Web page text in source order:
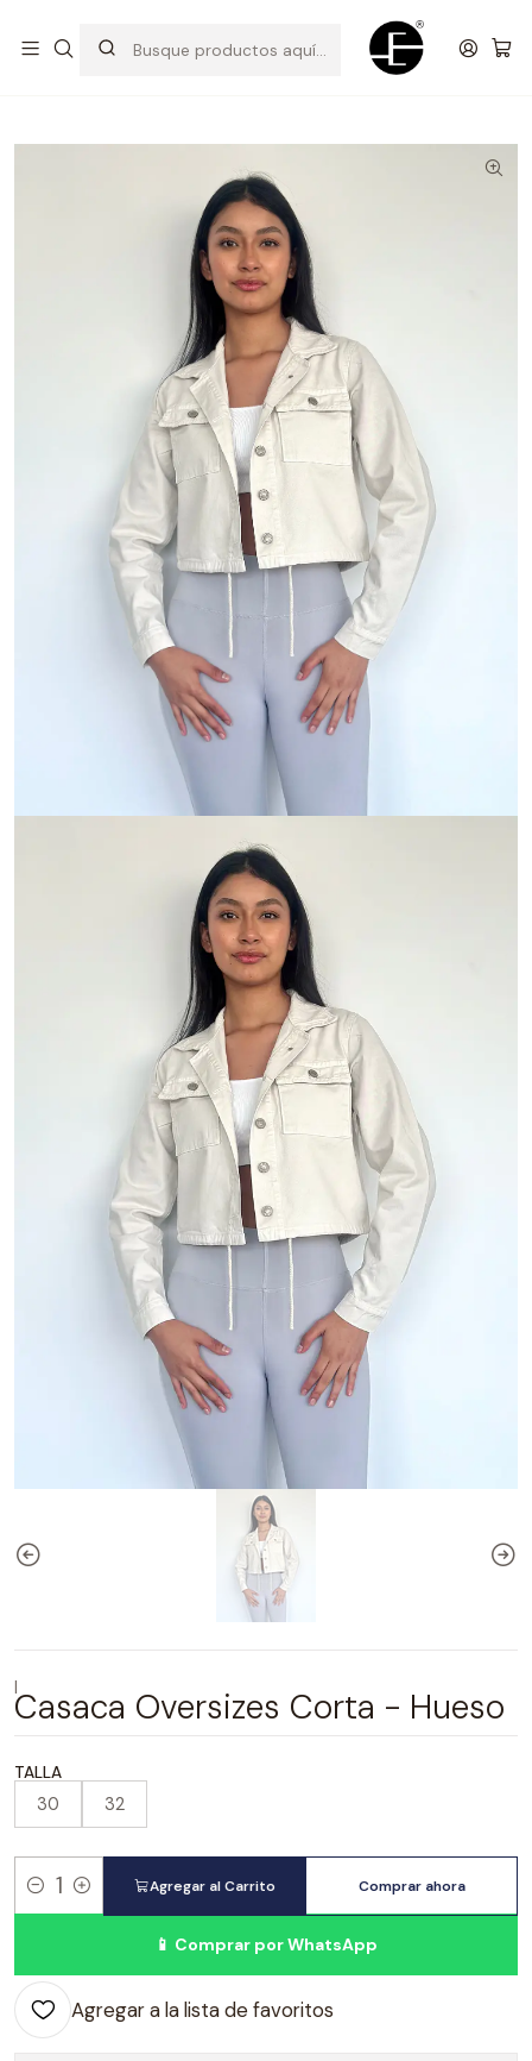
Prendas cómodas y exclusivas para renovar tu estilo
Casaca Oversizes Corta - Hueso
|Casaca Oversizes Corta - Hueso
TALLA
30 32
Cantidad
Agregar al Carrito Comprar ahora
📱 Comprar por WhatsApp
Agregar a la lista de favoritos